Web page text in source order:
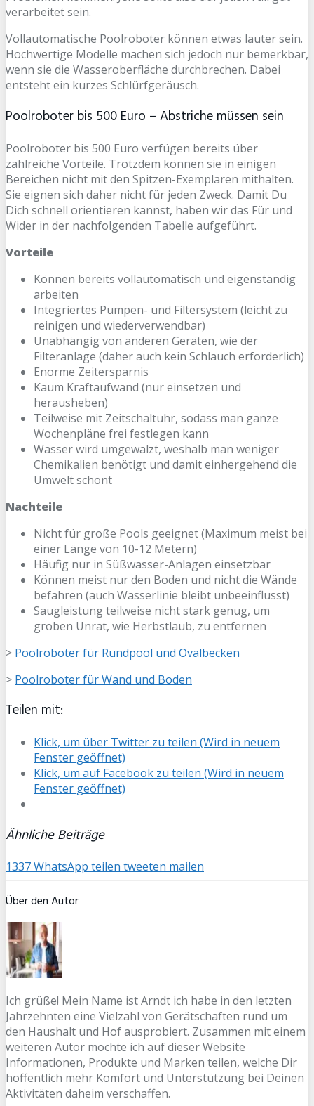
verarbeitet sein.
Vollautomatische Poolroboter können etwas lauter sein.
Hochwertige Modelle machen sich jedoch nur bemerkbar,
wenn sie die Wasseroberfläche durchbrechen. Dabei
entsteht ein kurzes Schlürfgeräusch.
Poolroboter bis 500 Euro – Abstriche müssen sein
Poolroboter bis 500 Euro verfügen bereits über
zahlreiche Vorteile. Trotzdem können sie in einigen
Bereichen nicht mit den Spitzen-Exemplaren mithalten.
Sie eignen sich daher nicht für jeden Zweck. Damit Du
Dich schnell orientieren kannst, haben wir das Für und
Wider in der nachfolgenden Tabelle aufgeführt.
Vorteile
Können bereits vollautomatisch und eigenständig
arbeiten
Integriertes Pumpen- und Filtersystem (leicht zu
reinigen und wiederverwendbar)
Unabhängig von anderen Geräten, wie der
Filteranlage (daher auch kein Schlauch erforderlich)
Enorme Zeitersparnis
Kaum Kraftaufwand (nur einsetzen und
herausheben)
Teilweise mit Zeitschaltuhr, sodass man ganze
Wochenpläne frei festlegen kann
Wasser wird umgewälzt, weshalb man weniger
Chemikalien benötigt und damit einhergehend die
Umwelt schont
Nachteile
Nicht für große Pools geeignet (Maximum meist bei
einer Länge von 10-12 Metern)
Häufig nur in Süßwasser-Anlagen einsetzbar
Können meist nur den Boden und nicht die Wände
befahren (auch Wasserlinie bleibt unbeeinflusst)
Saugleistung teilweise nicht stark genug, um
groben Unrat, wie Herbstlaub, zu entfernen
> Poolroboter für Rundpool und Ovalbecken
> Poolroboter für Wand und Boden
Teilen mit:
Klick, um über Twitter zu teilen (Wird in neuem
Fenster geöffnet)
Klick, um auf Facebook zu teilen (Wird in neuem
Fenster geöffnet)
Ähnliche Beiträge
1337WhatsApp teilen tweeten mailen
Über den Autor
Ich grüße! Mein Name ist Arndt ich habe in den letzten
Jahrzehnten eine Vielzahl von Gerätschaften rund um
den Haushalt und Hof ausprobiert. Zusammen mit einem
weiteren Autor möchte ich auf dieser Website
Informationen, Produkte und Marken teilen, welche Dir
hoffentlich mehr Komfort und Unterstützung bei Deinen
Aktivitäten daheim verschaffen.